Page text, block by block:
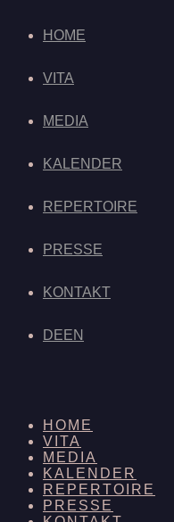
HOME
VITA
MEDIA
KALENDER
REPERTOIRE
PRESSE
KONTAKT
DEEN
HOME
VITA
MEDIA
KALENDER
REPERTOIRE
PRESSE